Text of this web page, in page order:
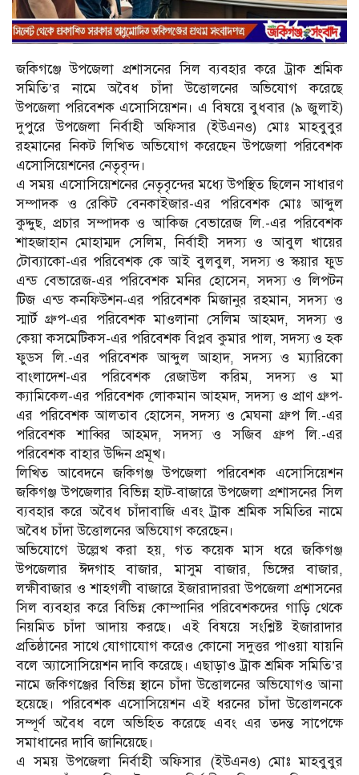
জকিগঞ্জে উপজেলা প্রশাসনের সিল ব্যবহার করে ট্রাক শ্রমিক
সমিতি’র নামে অবৈধ চাঁদা উত্তোলনের অভিযোগ করেছে
উপজেলা পরিবেশক এসোসিয়েশন। এ বিষয়ে বুধবার (৯ জুলাই)
দুপুরে উপজেলা নির্বাহী অফিসার (ইউএনও) মোঃ মাহবুবুর
রহমানের নিকট লিখিত অভিযোগ করেছেন উপজেলা পরিবেশক
এসোসিয়েশনের নেতৃবৃন্দ।
এ সময় এসোসিয়েশনের নেতৃবৃন্দের মধ্যে উপস্থিত ছিলেন সাধারণ
সম্পাদক ও রেকিট বেনকাইজার-এর পরিবেশক মোঃ আব্দুল
কুদ্দুছ, প্রচার সম্পাদক ও আকিজ বেভারেজ লি.-এর পরিবেশক
শাহজাহান মোহাম্মদ সেলিম, নির্বাহী সদস্য ও আবুল খায়ের
টোব্যাকো-এর পরিবেশক কে আই বুলবুল, সদস্য ও স্কয়ার ফুড
এন্ড বেভারেজ-এর পরিবেশক মনির হোসেন, সদস্য ও লিপটন
টিজ এন্ড কনফিউশন-এর পরিবেশক মিজানুর রহমান, সদস্য ও
স্মার্ট গ্রুপ-এর পরিবেশক মাওলানা সেলিম আহমদ, সদস্য ও
কেয়া কসমেটিকস-এর পরিবেশক বিপ্লব কুমার পাল, সদস্য ও হক
ফুডস লি.-এর পরিবেশক আব্দুল আহাদ, সদস্য ও ম্যারিকো
বাংলাদেশ-এর পরিবেশক রেজাউল করিম, সদস্য ও মা
ক্যামিকেল-এর পরিবেশক লোকমান আহমদ, সদস্য ও প্রাণ গ্রুপ-
এর পরিবেশক আলতাব হোসেন, সদস্য ও মেঘনা গ্রুপ লি.-এর
পরিবেশক শাব্বির আহমদ, সদস্য ও সজিব গ্রুপ লি.-এর
পরিবেশক বাহার উদ্দিন প্রমূখ।
লিখিত আবেদনে জকিগঞ্জ উপজেলা পরিবেশক এসোসিয়েশন
জকিগঞ্জ উপজেলার বিভিন্ন হাট-বাজারে উপজেলা প্রশাসনের সিল
ব্যবহার করে অবৈধ চাঁদাবাজি এবং ট্রাক শ্রমিক সমিতির নামে
অবৈধ চাঁদা উত্তোলনের অভিযোগ করেছেন।
অভিযোগে উল্লেখ করা হয়, গত কয়েক মাস ধরে জকিগঞ্জ
উপজেলার ঈদগাহ বাজার, মাসুম বাজার, ভিঙ্গের বাজার,
লক্ষীবাজার ও শাহগলী বাজারে ইজারাদাররা উপজেলা প্রশাসনের
সিল ব্যবহার করে বিভিন্ন কোম্পানির পরিবেশকদের গাড়ি থেকে
নিয়মিত চাঁদা আদায় করছে। এই বিষয়ে সংশ্লিষ্ট ইজারাদার
প্রতিষ্ঠানের সাথে যোগাযোগ করেও কোনো সদুত্তর পাওয়া যায়নি
বলে অ্যাসোসিয়েশন দাবি করেছে। এছাড়াও ট্রাক শ্রমিক সমিতি’র
নামে জকিগঞ্জের বিভিন্ন স্থানে চাঁদা উত্তোলনের অভিযোগও আনা
হয়েছে। পরিবেশক এসোসিয়েশন এই ধরনের চাঁদা উত্তোলনকে
সম্পূর্ণ অবৈধ বলে অভিহিত করেছে এবং এর তদন্ত সাপেক্ষে
সমাধানের দাবি জানিয়েছে।
এ সময় উপজেলা নির্বাহী অফিসার (ইউএনও) মোঃ মাহবুবুর